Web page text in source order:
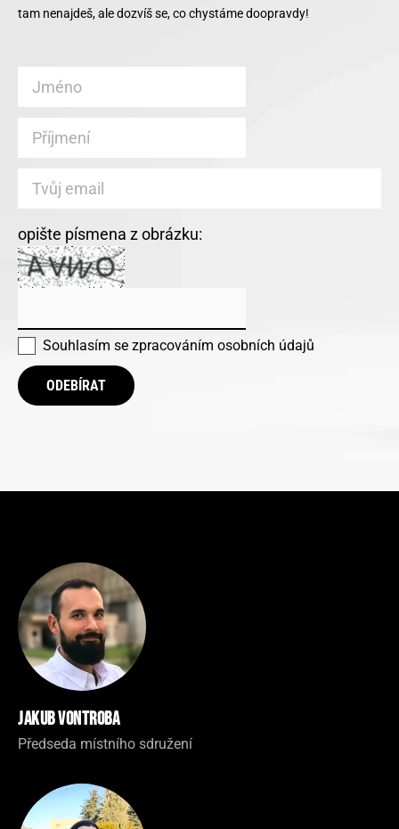
tam nenajdeš, ale dozvíš se, co chystáme doopravdy!
opište písmena z obrázku:
Souhlasím se zpracováním osobních údajů
ODEBÍRAT
Jakub Vontroba
Předseda místního sdružení